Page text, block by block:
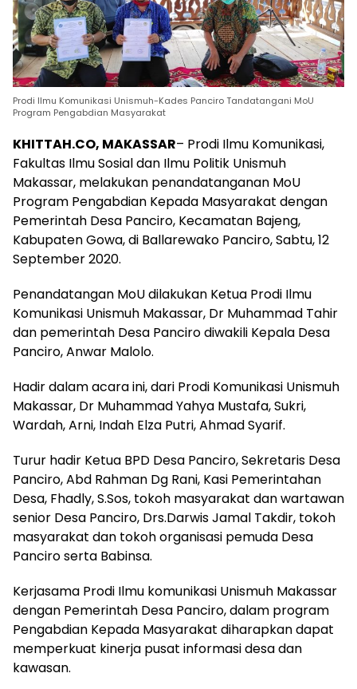
Prodi Ilmu Komunikasi Unismuh-Kades Panciro Tandatangani MoU
Program Pengabdian Masyarakat
KHITTAH.CO, MAKASSAR– Prodi Ilmu Komunikasi,
Fakultas Ilmu Sosial dan Ilmu Politik Unismuh
Makassar, melakukan penandatanganan MoU
Program Pengabdian Kepada Masyarakat dengan
Pemerintah Desa Panciro, Kecamatan Bajeng,
Kabupaten Gowa, di Ballarewako Panciro, Sabtu, 12
September 2020.
Penandatangan MoU dilakukan Ketua Prodi Ilmu
Komunikasi Unismuh Makassar, Dr Muhammad Tahir
dan pemerintah Desa Panciro diwakili Kepala Desa
Panciro, Anwar Malolo.
Hadir dalam acara ini, dari Prodi Komunikasi Unismuh
Makassar, Dr Muhammad Yahya Mustafa, Sukri,
Wardah, Arni, Indah Elza Putri, Ahmad Syarif.
Turur hadir Ketua BPD Desa Panciro, Sekretaris Desa
Panciro, Abd Rahman Dg Rani, Kasi Pemerintahan
Desa, Fhadly, S.Sos, tokoh masyarakat dan wartawan
senior Desa Panciro, Drs.Darwis Jamal Takdir, tokoh
masyarakat dan tokoh organisasi pemuda Desa
Panciro serta Babinsa.
Kerjasama Prodi Ilmu komunikasi Unismuh Makassar
dengan Pemerintah Desa Panciro, dalam program
Pengabdian Kepada Masyarakat diharapkan dapat
memperkuat kinerja pusat informasi desa dan
kawasan.